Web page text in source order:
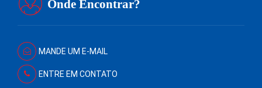
Onde Encontrar?
MANDE UM E-MAIL
ENTRE EM CONTATO